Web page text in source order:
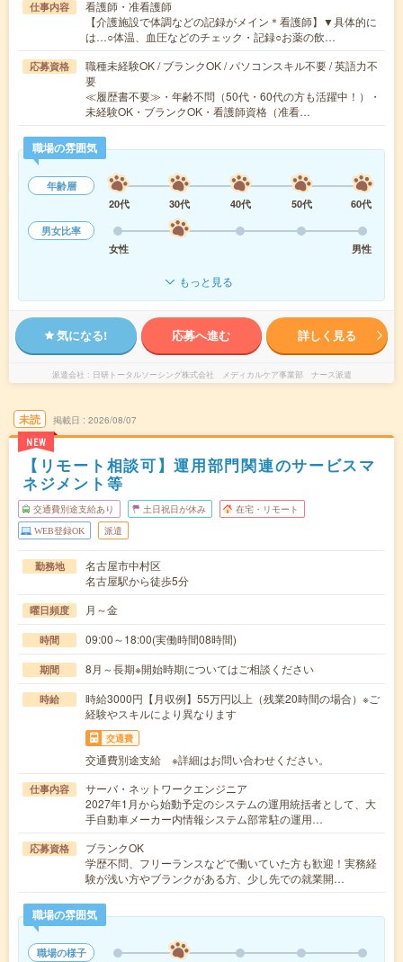
仕事内容
看護師・准看護師
【介護施設で体調などの記録がメイン＊看護師】▼具体的に
は…○体温、血圧などのチェック・記録○お薬の飲…
応募資格
職種未経験OK / ブランクOK / パソコンスキル不要 / 英語力不
要
≪履歴書不要≫・年齢不問（50代・60代の方も活躍中！）・
未経験OK・ブランクOK・看護師資格（准看…
職場の雰囲気
年齢層
20代
30代 40代 50代
60代
男女比率
女性
男性
もっと見る
気になる! 応募へ進む 詳しく見る
派遣会社 日研トータルソーシング株式会社 メディカルケア事業部 ナース派遣
未読
NEW
掲載日 2026/08/07
【リモート相談可】運用部門関連のサービスマ
ネジメント等
交通費別途支給あり 土日祝日が休み 在宅・リモート
WEB登録OK 派遣
勤務地
名古屋市中村区
名古屋駅から徒歩5分
曜日頻度 月～金
時間 09:00～18:00(実働時間08時間)
期間 8月～長期※開始時期についてはご相談ください
時給
時給3000円【月収例】55万円以上（残業20時間の場合）※ご
経験やスキルにより異なります
交通費
交通費別途支給 ※詳細はお問い合わせください。
仕事内容
サーバ・ネットワークエンジニア
2027年1月から始動予定のシステムの運用統括者として、大
手自動車メーカー内情報システム部常駐の運用…
応募資格
ブランクOK
学歴不問、フリーランスなどで働いていた方も歓迎！実務経
験が浅い方やブランクがある方、少し先での就業開…
職場の雰囲気
職場の様子